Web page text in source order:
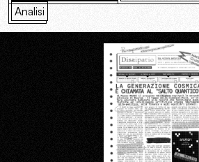
Analisi